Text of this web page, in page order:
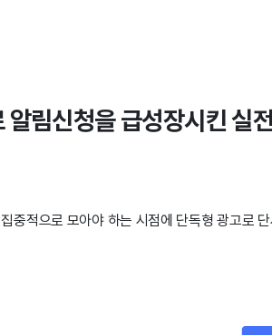
림신청을 급성장시킨 실
중적으로 모아야 하는 시점에 단독형 광고로